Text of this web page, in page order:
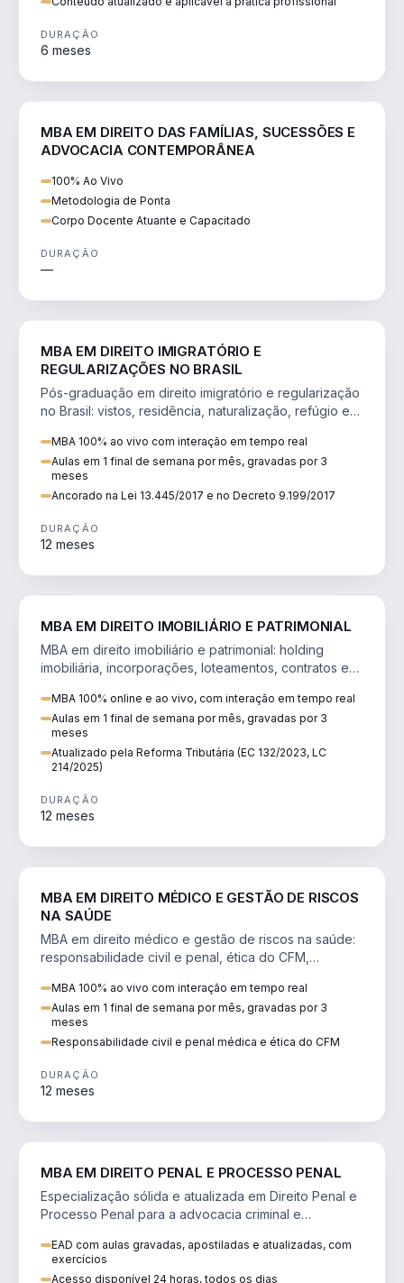
DURAÇÃO
6 meses
MBA EM DIREITO DAS FAMÍLIAS, SUCESSÕES E
ADVOCACIA CONTEMPORÂNEA
100% Ao Vivo
Metodologia de Ponta
Corpo Docente Atuante e Capacitado
DURAÇÃO
—
MBA EM DIREITO IMIGRATÓRIO E
REGULARIZAÇÕES NO BRASIL
Pós-graduação em direito imigratório e regularização
no Brasil: vistos, residência, naturalização, refúgio e
MBA 100% ao vivo com interação em tempo real
Aulas em 1 final de semana por mês, gravadas por 3
meses
Ancorado na Lei 13.445/2017 e no Decreto 9.199/2017
DURAÇÃO
12 meses
MBA EM DIREITO IMOBILIÁRIO E PATRIMONIAL
MBA em direito imobiliário e patrimonial: holding
imobiliária, incorporações, loteamentos, contratos e
MBA 100% online e ao vivo, com interação em tempo real
Aulas em 1 final de semana por mês, gravadas por 3
meses
Atualizado pela Reforma Tributária (EC 132/2023, LC
214/2025)
DURAÇÃO
12 meses
MBA EM DIREITO MÉDICO E GESTÃO DE RISCOS
NA SAÚDE
MBA em direito médico e gestão de riscos na saúde:
responsabilidade civil e penal, ética do CFM,
MBA 100% ao vivo com interação em tempo real
Aulas em 1 final de semana por mês, gravadas por 3
meses
Responsabilidade civil e penal médica e ética do CFM
DURAÇÃO
12 meses
MBA EM DIREITO PENAL E PROCESSO PENAL
Especialização sólida e atualizada em Direito Penal e
Processo Penal para a advocacia criminal e
EAD com aulas gravadas, apostiladas e atualizadas, com
exercícios
Acesso disponível 24 horas, todos os dias